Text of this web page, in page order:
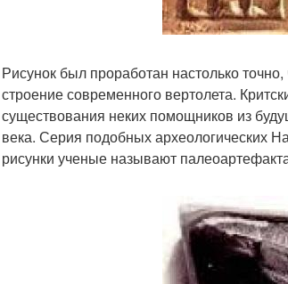
Рисунок был проработан настолько
строение современного вертолета.
существования неких помощников из
века. Серия подобных археологических
рисунки ученые называют